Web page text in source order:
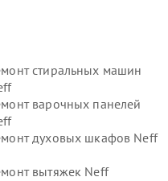
стиральных машин
варочных панелей
духовых шкафов Neff
вытяжек Neff